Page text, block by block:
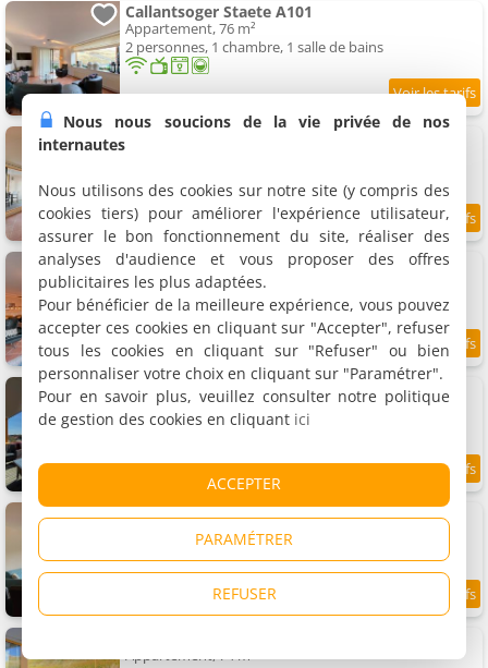
Callantsoger Staete A101
Appartement, 76 m²
2 personnes, 1 chambre, 1 salle de bains
4.3 km 8.7/10
Callantsoger Staete A107
Appartement, 112 m²
4 personnes, 2 chambres, 1 salle de bains
4.3 km 9 /10
Callantsoger Staete A305
Appartement, 82 m²
4 personnes, 2 chambres, 1 salle de bains
9.3/10
Callantsoger Staete A203
Appartement, 74 m²
2 personnes, 1 chambre, 1 salle de bains
8.4
Appartement, 74 m²
Nous nous soucions de la vie privée de nos
internautes
Nous utilisons des cookies sur notre site (y compris des
cookies tiers) pour améliorer l'expérience utilisateur,
assurer le bon fonctionnement du site, réaliser des
analyses d'audience et vous proposer des offres
publicitaires les plus adaptées.
Pour bénéficier de la meilleure expérience, vous pouvez
accepter ces cookies en cliquant sur "Accepter", refuser
tous les cookies en cliquant sur "Refuser" ou bien
personnaliser votre choix en cliquant sur "Paramétrer".
Pour en savoir plus, veuillez consulter notre politique
de gestion des cookies en cliquant ici
ACCEPTER
PARAMÉTRER
REFUSER